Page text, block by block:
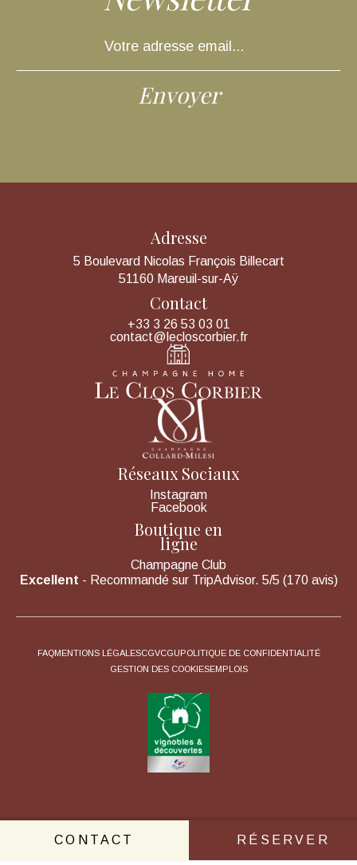
Adresse
5 Boulevard Nicolas François Billecart
51160 Mareuil-sur-Aÿ
Contact
+33 3 26 53 03 01
contact@lecloscorbier.fr
Réseaux Sociaux
Instagram
Facebook
Boutique en
ligne
Champagne Club
Excellent - Recommandé sur TripAdvisor. 5/5 (170 avis)
FAQMENTIONS LÉGALESCGVCGUPOLITIQUE DE CONFIDENTIALITÉ
GESTION DES COOKIESEMPLOIS
CONTACT RÉSERVER